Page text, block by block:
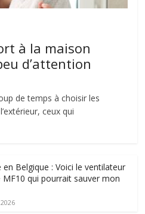
à la maison
d’attention
de temps à choisir les
ceux qui
en Belgique : Voici le ventilateur
MF10 qui pourrait sauver mon